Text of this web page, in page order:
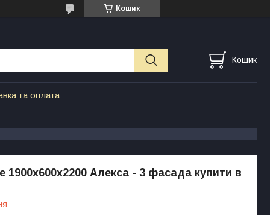
Кошик
Кошик
та оплата
Алекса - 3 фасада купити в